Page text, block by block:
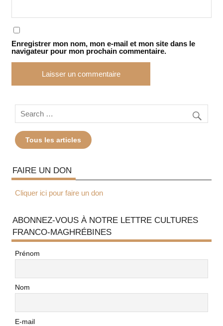
Enregistrer mon nom, mon e-mail et mon site dans le
navigateur pour mon prochain commentaire.
Tous les articles
FAIRE UN DON
Cliquer ici pour faire un don
ABONNEZ-VOUS À NOTRE LETTRE CULTURES
FRANCO-MAGHRÉBINES
Prénom
Nom
E-mail